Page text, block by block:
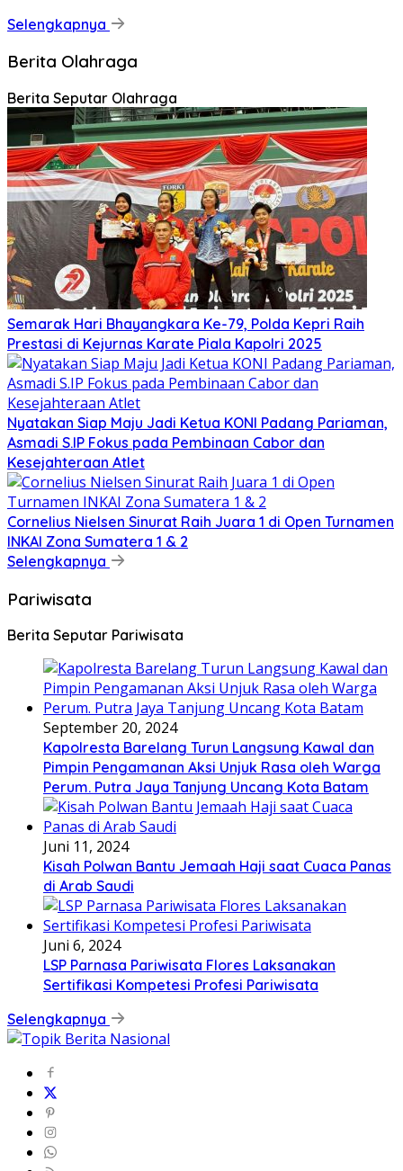
Selengkapnya
Berita Olahraga
Berita Seputar Olahraga
Semarak Hari Bhayangkara Ke-79, Polda Kepri Raih
Prestasi di Kejurnas Karate Piala Kapolri 2025
Nyatakan Siap Maju Jadi Ketua KONI Padang Pariaman,
Asmadi S.IP Fokus pada Pembinaan Cabor dan
Kesejahteraan Atlet
Cornelius Nielsen Sinurat Raih Juara 1 di Open Turnamen
INKAI Zona Sumatera 1 & 2
Selengkapnya
Pariwisata
Berita Seputar Pariwisata
September 20, 2024
Kapolresta Barelang Turun Langsung Kawal dan
Pimpin Pengamanan Aksi Unjuk Rasa oleh Warga
Perum. Putra Jaya Tanjung Uncang Kota Batam
Juni 11, 2024
Kisah Polwan Bantu Jemaah Haji saat Cuaca Panas
di Arab Saudi
Juni 6, 2024
LSP Parnasa Pariwisata Flores Laksanakan
Sertifikasi Kompetesi Profesi Pariwisata
Selengkapnya